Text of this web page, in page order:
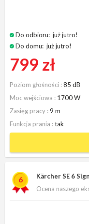
Do odbioru: już jutro!
Do domu: już jutro!
799 zł
Poziom głośności 85 dB
Moc wejściowa
1700 W
Zasięg pracy 9 m
Funkcja prania
tak
6
Kärcher SE 6
Ocena naszego